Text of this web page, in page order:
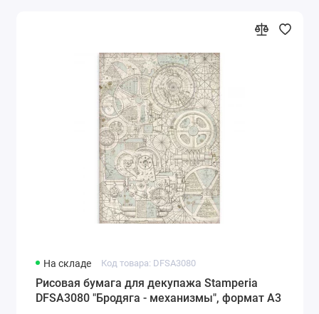
На складе Код товара: DFSA3080
Рисовая бумага для декупажа Stamperia
DFSA3080 "Бродяга - механизмы", формат А3